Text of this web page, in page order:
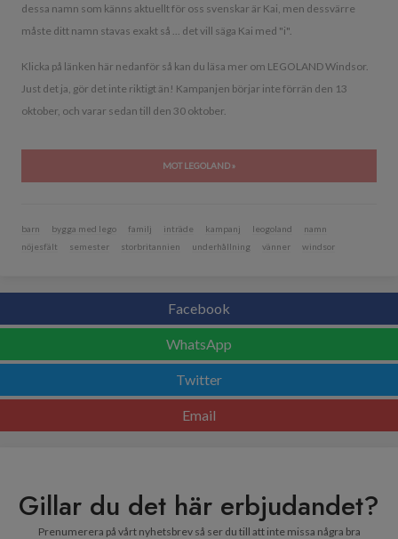
dessa namn som känns aktuellt för oss svenskar är Kai, men dessvärre
måste ditt namn stavas exakt så ... det vill säga Kai med "i".
Klicka på länken här nedanför så kan du läsa mer om LEGOLAND Windsor.
Just det ja, gör det inte riktigt än! Kampanjen börjar inte förrän den 13
oktober, och varar sedan till den 30 oktober.
MOT LEGOLAND »
barn bygga med lego familj inträde kampanj leogoland
namn
nöjesfält
semester storbritannien underhållning vänner windsor
Facebook
WhatsApp
Twitter
Email
Gillar du det här erbjudandet?
Prenumerera på vårt nyhetsbrev så ser du till att inte missa några bra